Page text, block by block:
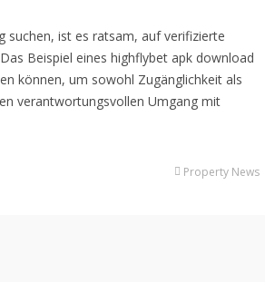
suchen, ist es ratsam, auf verifizierte
Beispiel eines highflybet apk download
können, um sowohl Zugänglichkeit als
verantwortungsvollen Umgang mit
Property News